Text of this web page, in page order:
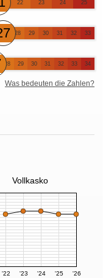
22 23 24 25
28 29 30 31 32 33
28 29 30 31 32 33 34
Was bedeuten die Zahlen?
Vollkasko
'22 '23 '24 '25 '26